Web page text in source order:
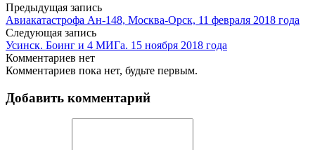
Предыдущая запись
Авиакатастрофа Ан-148, Москва-Орск, 11 февраля 2018 года
Следующая запись
Усинск. Боинг и 4 МИГа. 15 ноября 2018 года
Комментариев нет
Комментариев пока нет, будьте первым.
Добавить комментарий